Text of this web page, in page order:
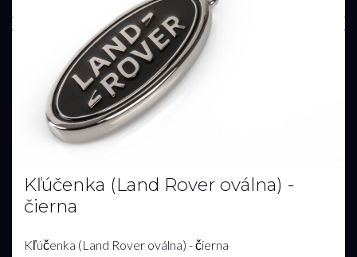
Kľúčenka (Land Rover oválna) -
čierna
Kľúčenka (Land Rover oválna) - čierna